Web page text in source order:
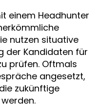
einem Headhunter
nutzen situative
der Kandidaten für
prüfen. Oftmals
angesetzt,
zukünftige